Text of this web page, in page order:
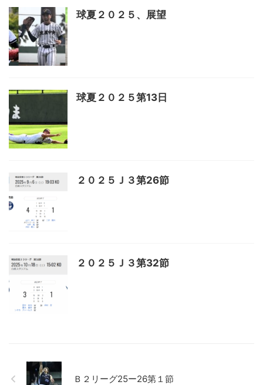
球夏２０２５、展望
球夏２０２５第13日
２０２５Ｊ３第26節
２０２５Ｊ３第32節
Ｂ２リーグ25ー26第１節